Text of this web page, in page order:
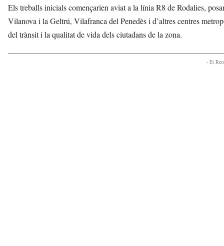
Els treballs inicials començarien aviat a la línia R8 de Rodalies,
Vilanova i la Geltrú, Vilafranca del Penedès i d’altres centres
del trànsit i la qualitat de vida dels ciutadans de la zona.
- Et